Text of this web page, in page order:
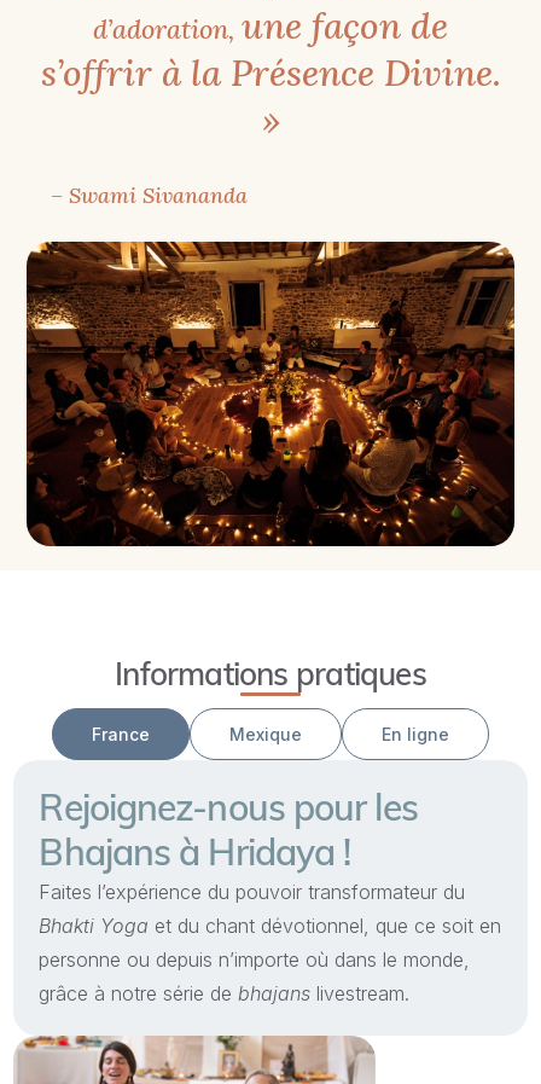
d’adoration, une façon de
s’offrir à la Présence Divine.
»
– Swami Sivananda
Informations pratiques
France Mexique En ligne
Rejoignez-nous pour les
Bhajans à Hridaya !
Faites l’expérience du pouvoir transformateur du
Bhakti Yoga et du chant dévotionnel, que ce soit en
personne ou depuis n’importe où dans le monde,
grâce à notre série debhajans livestream.